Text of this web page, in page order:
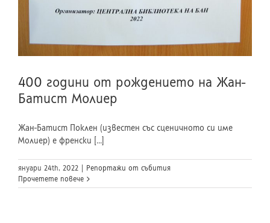
400 години от рождението на Жан-
Батист Молиер
Жан-Батист Поклен (известен със сценичното си име
Молиер) е френски [...]
януари 24th, 2022
Репортажи от събития
Прочетете повече